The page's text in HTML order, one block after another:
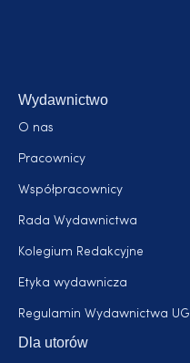
Wydawnictwo
O nas
Pracownicy
Współpracownicy
Rada Wydawnictwa
Kolegium Redakcyjne
Etyka wydawnicza
Regulamin Wydawnictwa UG
Dla utorów